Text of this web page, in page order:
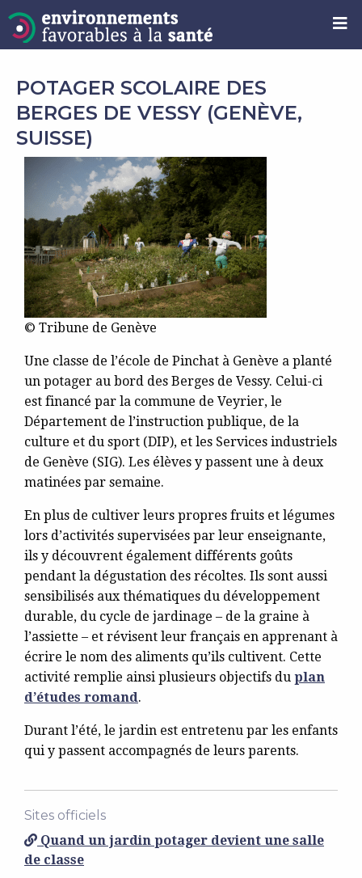
POTAGER SCOLAIRE DES
BERGES DE VESSY (GENÈVE,
SUISSE)
© Tribune de Genève
Une classe de l’école de Pinchat à Genève a planté
un potager au bord des Berges de Vessy. Celui-ci
est financé par la commune de Veyrier, le
Département de l’instruction publique, de la
culture et du sport (DIP), et les Services industriels
de Genève (SIG). Les élèves y passent une à deux
matinées par semaine.
En plus de cultiver leurs propres fruits et légumes
lors d’activités supervisées par leur enseignante,
ils y découvrent également différents goûts
pendant la dégustation des récoltes. Ils sont aussi
sensibilisés aux thématiques du développement
durable, du cycle de jardinage – de la graine à
l’assiette – et révisent leur français en apprenant à
écrire le nom des aliments qu’ils cultivent. Cette
activité remplie ainsi plusieurs objectifs du plan
d’études romand.
Durant l’été, le jardin est entretenu par les enfants
qui y passent accompagnés de leurs parents.
Sites officiels
Quand un jardin potager devient une salle
de classe